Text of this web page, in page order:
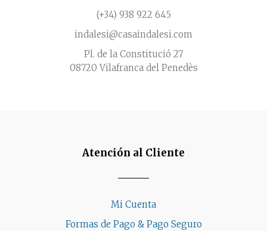
(+34) 938 922 645
indalesi@casaindalesi.com
Pl. de la Constitució 27
08720 Vilafranca del Penedès
Atención al Cliente
Mi Cuenta
Formas de Pago & Pago Seguro